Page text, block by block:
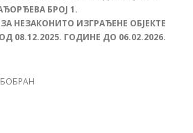
БРОЈ 1.
НЕЗАКОНИТО ИЗГРАЂЕНЕ ОБЈЕКТЕ
08.12.2025. ГОДИНЕ ДО 06.02.2026.